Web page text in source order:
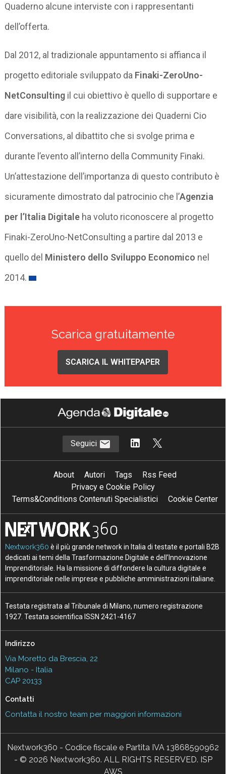
Quaderno alcune interviste con i rappresentanti
dell’offerta.
Dal 2012, al tradizionale appuntamento si affianca il
progetto editoriale sviluppato da Finaki-ZeroUno-
NetConsulting il cui obiettivo è quello di supportare e
dare visibilità, con la realizzazione dei Quaderni Cio
Conversations, al dibattito che si svolge prima e
durante l’evento all’interno della Community Finaki.
Un’attestazione dell’importanza di questo contributo è
sicuramente dimostrato dal patrocinio che l’Agenzia
per l’Italia Digitale ha voluto riconoscere al progetto
Finaki-ZeroUno-NetConsulting a partire dal 2013 e
quello del Ministero dello Sviluppo Economico nel
2014.
Scarica gratuitamente
SCARICA IL WHITEPAPER
Seguici
About Autori Tags
Rss Feed
Privacy e Cookie Policy
Terms&Conditions Contenuti Specialistici
Cookie Center
Nextwork360 è il più grande network in Italia di testate e portali B2B
dedicati ai temi della Trasformazione Digitale e dell’Innovazione
Imprenditoriale. Ha la missione di diffondere la cultura digitale e
imprenditoriale nelle imprese e pubbliche amministrazioni italiane.
Testata registrata al Tribunale di Milano, numero registrazione
1927. Testata scientifica ISSN 2421-4167
Indirizzo
Via Moretto da Brescia, 22
Milano - Italia
CAP 20133
Contatti
Contatta il nostro team per maggiori informazioni
Nextwork360 - Codice fiscale e Partita IVA 13868590962
- © 2026 Nextwork360. ALL RIGHTS RESERVED. ISP
AWS